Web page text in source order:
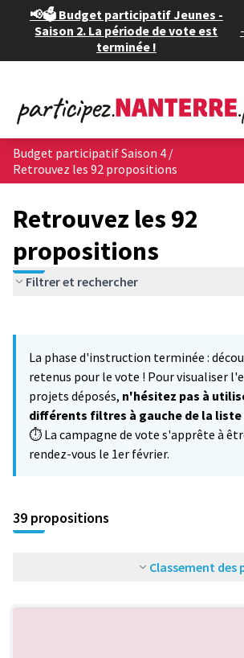
📢🗳️ Budget participatif Jeunes -
Saison 2. La période de vote est
terminée !
-
Budget participatif Saison 4 /
Retrouvez les 92 propositions
Retrouvez les 92
propositions
Filtrer et rechercher
−
La phase d'instruction terminée :
retenus pour le vote ! Pour visualiser
projets déposés, n'hésitez pas à
différents filtres à gauche de la
⏱️ La campagne de vote s'apprête à
rendez-vous le 1er février.
39 propositions
Classement